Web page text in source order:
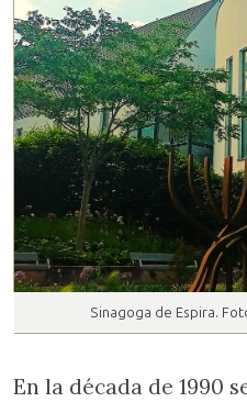
Sinagoga de Espira.
En la década de 1990